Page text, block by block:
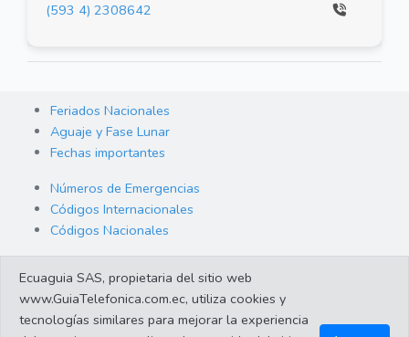
(593 4) 2308642
Feriados Nacionales
Aguaje y Fase Lunar
Fechas importantes
Números de Emergencias
Códigos Internacionales
Códigos Nacionales
Cambio de Divisas
Enlaces de interes
Ecuaguia SAS, propietaria del sitio web
www.GuiaTelefonica.com.ec, utiliza cookies y
tecnologías similares para mejorar la experiencia